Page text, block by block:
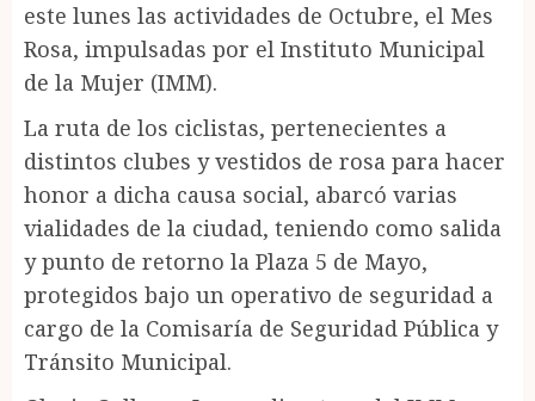
este lunes las actividades de Octubre, el Mes
Rosa, impulsadas por el Instituto Municipal
de la Mujer (IMM).
La ruta de los ciclistas, pertenecientes a
distintos clubes y vestidos de rosa para hacer
honor a dicha causa social, abarcó varias
vialidades de la ciudad, teniendo como salida
y punto de retorno la Plaza 5 de Mayo,
protegidos bajo un operativo de seguridad a
cargo de la Comisaría de Seguridad Pública y
Tránsito Municipal.